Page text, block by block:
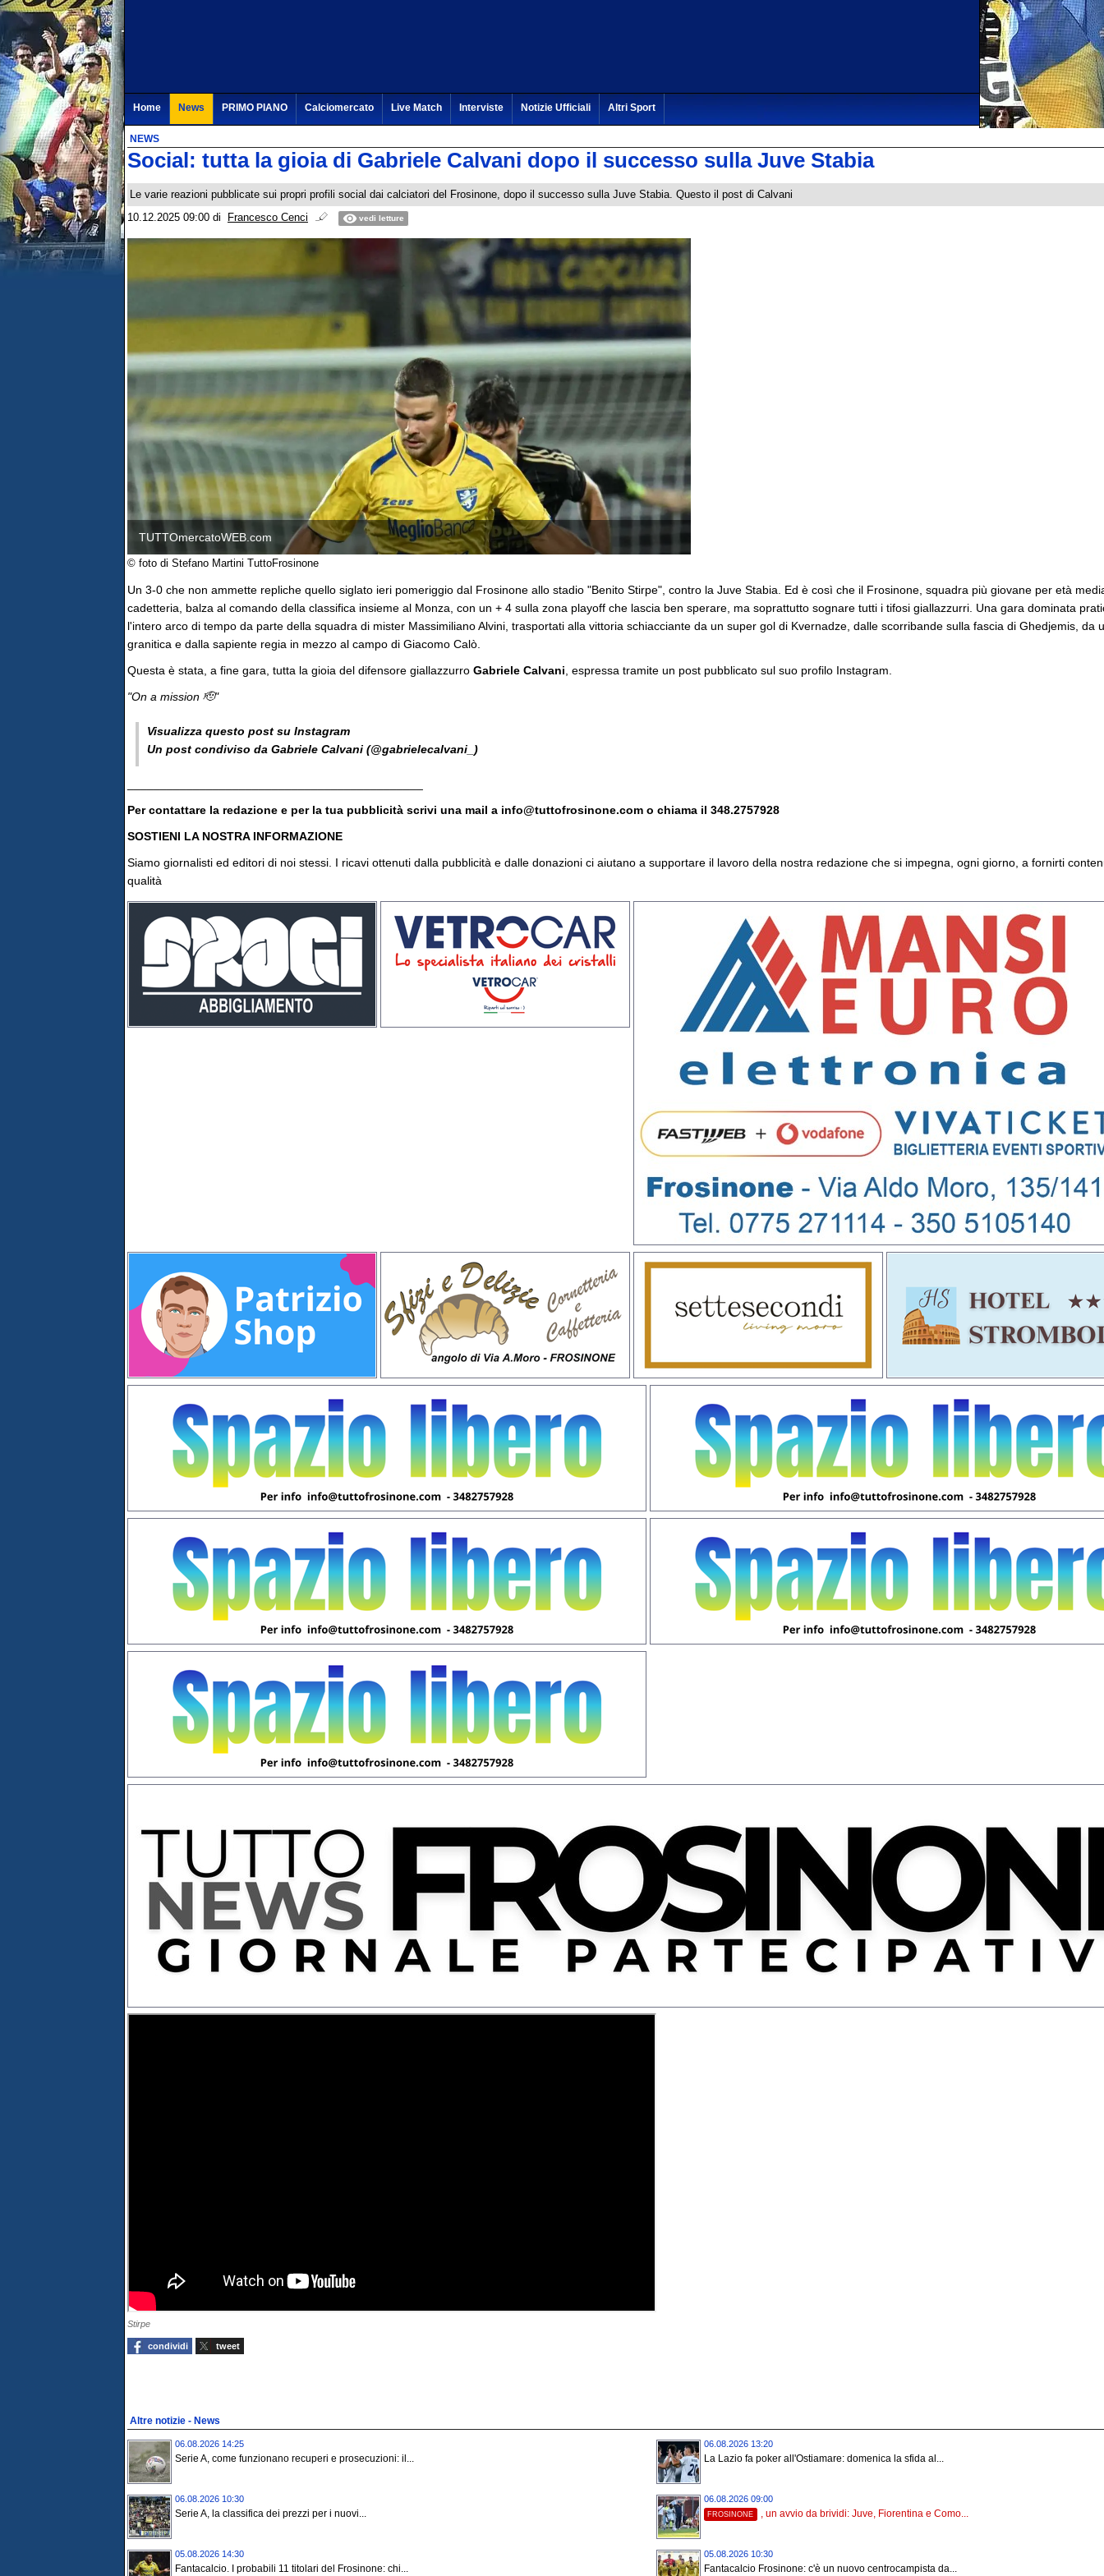
Home News PRIMO PIANO Calciomercato Live Match Interviste Notizie Ufficiali Altri Sport
NEWS
Social: tutta la gioia di Gabriele Calvani dopo il successo sulla Juve Stabia
Le varie reazioni pubblicate sui propri profili social dai calciatori del Frosinone, dopo il successo sulla Juve Stabia. Questo il post di Calvani
10.12.2025 09:00 di Francesco Cenci vedi letture
TUTTOmercatoWEB.com
© foto di Stefano Martini TuttoFrosinone
Un 3-0 che non ammette repliche quello siglato ieri pomeriggio dal Frosinone allo stadio "Benito Stirpe", contro la Juve Stabia. Ed è così che il Frosinone, squadra più giovane per età
cadetteria, balza al comando della classifica insieme al Monza, con un + 4 sulla zona playoff che lascia ben sperare, ma soprattutto sognare tutti i tifosi giallazzurri. Una gara dominata
l'intero arco di tempo da parte della squadra di mister Massimiliano Alvini, trasportati alla vittoria schiacciante da un super gol di Kvernadze, dalle scorribande sulla fascia di Ghedjemis, da
granitica e dalla sapiente regia in mezzo al campo di Giacomo Calò.
Questa è stata, a fine gara, tutta la gioia del difensore giallazzurro Gabriele Calvani , espressa tramite un post pubblicato sul suo profilo Instagram.
"On a mission 🫡"
Visualizza questo post su Instagram
Un post condiviso da Gabriele Calvani (@gabrielecalvani_)
Per contattare la redazione e per la tua pubblicità scrivi una mail a info@tuttofrosinone.com o chiama il 348.2757928
SOSTIENI LA NOSTRA INFORMAZIONE
Siamo giornalisti ed editori di noi stessi. I ricavi ottenuti dalla pubblicità e dalle donazioni ci aiutano a supportare il lavoro della nostra redazione che si impegna, ogni giorno, a fornirti
qualità
Stirpe
condividi tweet
Altre notizie - News
06.08.2026 14:25
Serie A, come funzionano recuperi e prosecuzioni: il...
06.08.2026 13:20
La Lazio fa poker all'Ostiamare: domenica la sfida al...
06.08.2026 10:30
Serie A, la classifica dei prezzi per i nuovi...
06.08.2026 09:00
FROSINONE , un avvio da brividi: Juve, Fiorentina e Como...
05.08.2026 14:30
Fantacalcio. I probabili 11 titolari del Frosinone: chi...
05.08.2026 10:30
Fantacalcio Frosinone: c'è un nuovo centrocampista da...